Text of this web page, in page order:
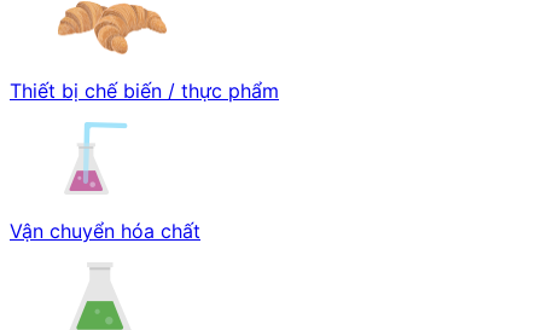
Thiết bị chế biến / thực phẩm
Vận chuyển hóa chất